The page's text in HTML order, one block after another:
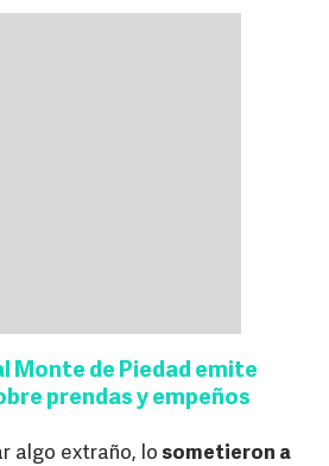
Monte de Piedad emite
prendas y empeños
algo extraño, lo sometieron a